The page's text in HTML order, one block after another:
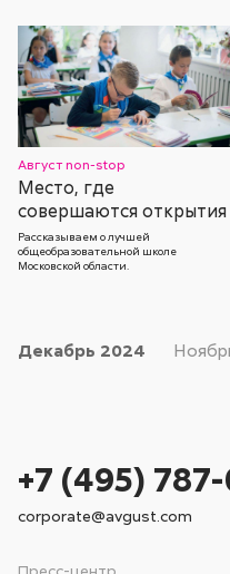
Август non-stop
Место, где
совершаются открытия
Рассказываем о лучшей
общеобразовательной школе
Московской области.
Декабрь 2024
Пресс-центр
+7 (495)
corporate@avgust.com